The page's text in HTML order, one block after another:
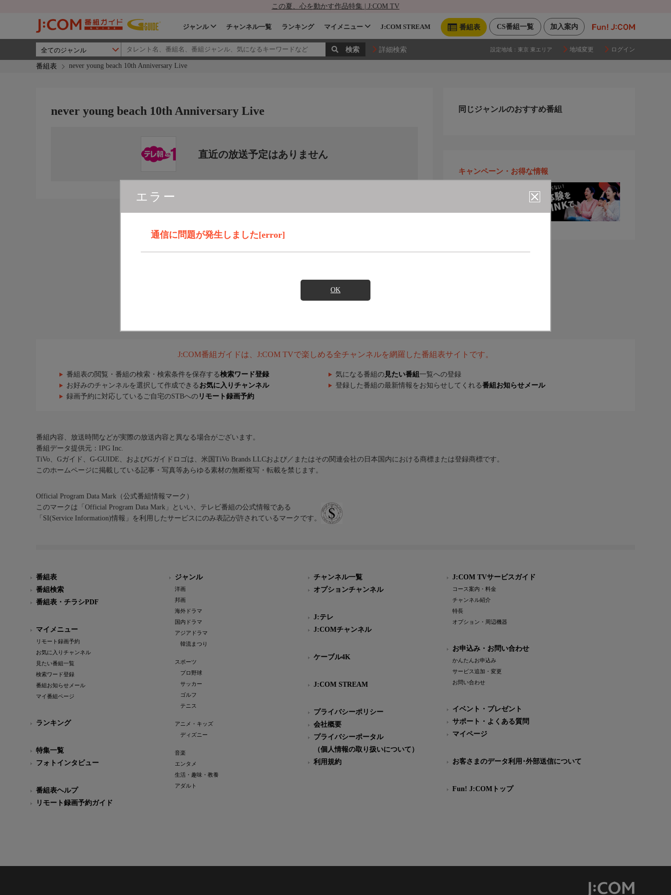
この夏、心を動かす作品特集 | J:COM TV
加入案内
CS番組一覧
番組表
ジャンル チャンネル一覧 ランキング マイメニュー J:COM STREAM
詳細検索 設定地域： 東京 東エリア 地域変更 ログイン
番組表 never young beach 10th Anniversary Live
エラー
通信に問題が発生しました[error]
OK
never young beach 10th Anniversary Live
直近の放送予定はありません
同じジャンルのおすすめ番組
キャンペーン・お得な情報
J:COM番組ガイドは、J:COM TVで楽しめる全チャンネルを網羅した番組表サイトです。
番組表の閲覧・番組の検索・検索条件を保存する検索ワード登録 気になる番組の 見たい番組 一覧への登録
お好みのチャンネルを選択して作成できる お気に入りチャンネル 登録した番組の最新情報をお知らせしてくれる番組お知らせメール
録画予約に対応しているご自宅のSTBへの リモート録画予約
番組内容、放送時間などが実際の放送内容と異なる場合がございます。
番組データ提供元：IPG Inc.
TiVo、Gガイド、G-GUIDE、およびGガイドロゴは、米国TiVo Brands LLCおよび／またはその関連会社の日本国内における商標または登録商標です。
このホームページに掲載している記事・写真等あらゆる素材の無断複写・転載を禁じます。
Official Program Data Mark（公式番組情報マーク）
このマークは「Official Program Data Mark」といい、テレビ番組の公式情報である
「SI(Service Information)情報」を利用したサービスにのみ表記が許されているマークです。
番組表
番組検索
番組表・チラシPDF
マイメニュー
リモート録画予約
お気に入りチャンネル
見たい番組一覧
検索ワード登録
番組お知らせメール
マイ番組ページ
ランキング
特集一覧
フォトインタビュー
番組表ヘルプ
リモート録画予約ガイド
ジャンル
洋画
邦画
海外ドラマ
国内ドラマ
アジアドラマ
韓流まつり
スポーツ
プロ野球
サッカー
ゴルフ
テニス
アニメ・キッズ
ディズニー
音楽
エンタメ
生活・趣味・教養
アダルト
チャンネル一覧
オプションチャンネル
J:テレ
J:COMチャンネル
ケーブル4K
J:COM STREAM
プライバシーポリシー
会社概要
プライバシーポータル
（個人情報の取り扱いについて）
利用規約
J:COM TVサービスガイド
コース案内・料金
チャンネル紹介
特長
オプション・周辺機器
お申込み・お問い合わせ
かんたんお申込み
サービス追加・変更
お問い合わせ
イベント・プレゼント
サポート・よくある質問
マイページ
お客さまのデータ利用･外部送信について
Fun! J:COMトップ